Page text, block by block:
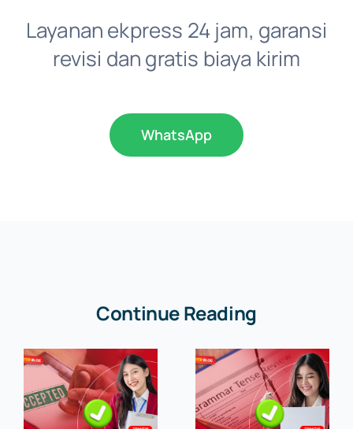
Layanan ekpress 24 jam, garansi
revisi dan gratis biaya kirim
WhatsApp
Continue Reading